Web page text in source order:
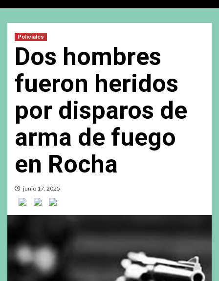
Policiales
Dos hombres
fueron heridos
por disparos de
arma de fuego
en Rocha
junio 17, 2025